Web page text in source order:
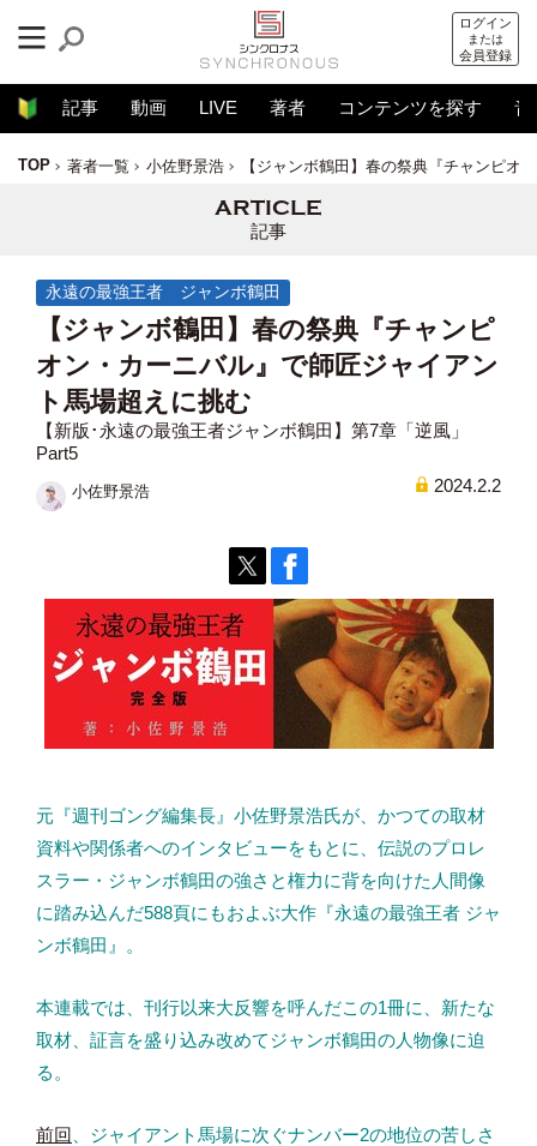
ログイン
または
会員登録
記事 動画 LIVE 著者 コンテンツを探す 音
TOP 著者一覧 小佐野景浩 【ジャンボ鶴田】春の祭典『チャンピオ
記事
永遠の最強王者 ジャンボ鶴田
【ジャンボ鶴田】春の祭典『チャンピ
オン・カーニバル』で師匠ジャイアン
ト馬場超えに挑む
【新版･永遠の最強王者ジャンボ鶴田】第7章「逆風」
Part5
小佐野景浩 2024.2.2
元『週刊ゴング編集長』小佐野景浩氏が、かつての取材
資料や関係者へのインタビューをもとに、伝説のプロレ
スラー・ジャンボ鶴田の強さと権力に背を向けた人間像
に踏み込んだ588頁にもおよぶ大作『永遠の最強王者 ジャ
ンボ鶴田』。
本連載では、刊行以来大反響を呼んだこの1冊に、新たな
取材、証言を盛り込み改めてジャンボ鶴田の人物像に迫
る。
前回 、ジャイアント馬場に次ぐナンバー2の地位の苦しさ